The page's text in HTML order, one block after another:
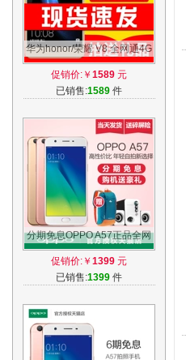
华为honor/荣耀 V8 全网通4G
指纹识别 荣耀V8 大屏VR 金
属手机
促销价:￥ 1589 元
已销售:1589 件
分期免息OPPO A57正品全网
通智能手机OPPOA57手机
oppoa77手机r11
促销价:￥ 1399 元
已销售:1399 件